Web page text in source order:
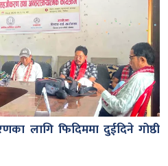
लागि फिदिममा दुईदिने गोष्ठी